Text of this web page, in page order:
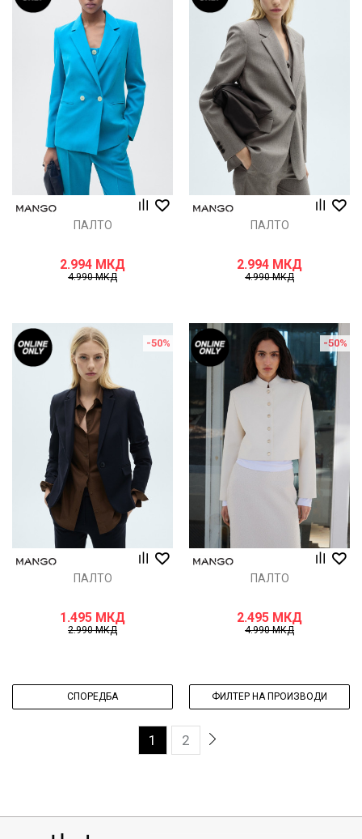
ПАЛТО
2.994 МКД
4.990МКД
ПАЛТО
2.994 МКД
4.990МКД
-50%
ПАЛТО
1.495 МКД
2.990МКД
-50%
ПАЛТО
2.495 МКД
4.990МКД
СПОРЕДБА ФИЛТЕР НА ПРОИЗВОДИ
1 2